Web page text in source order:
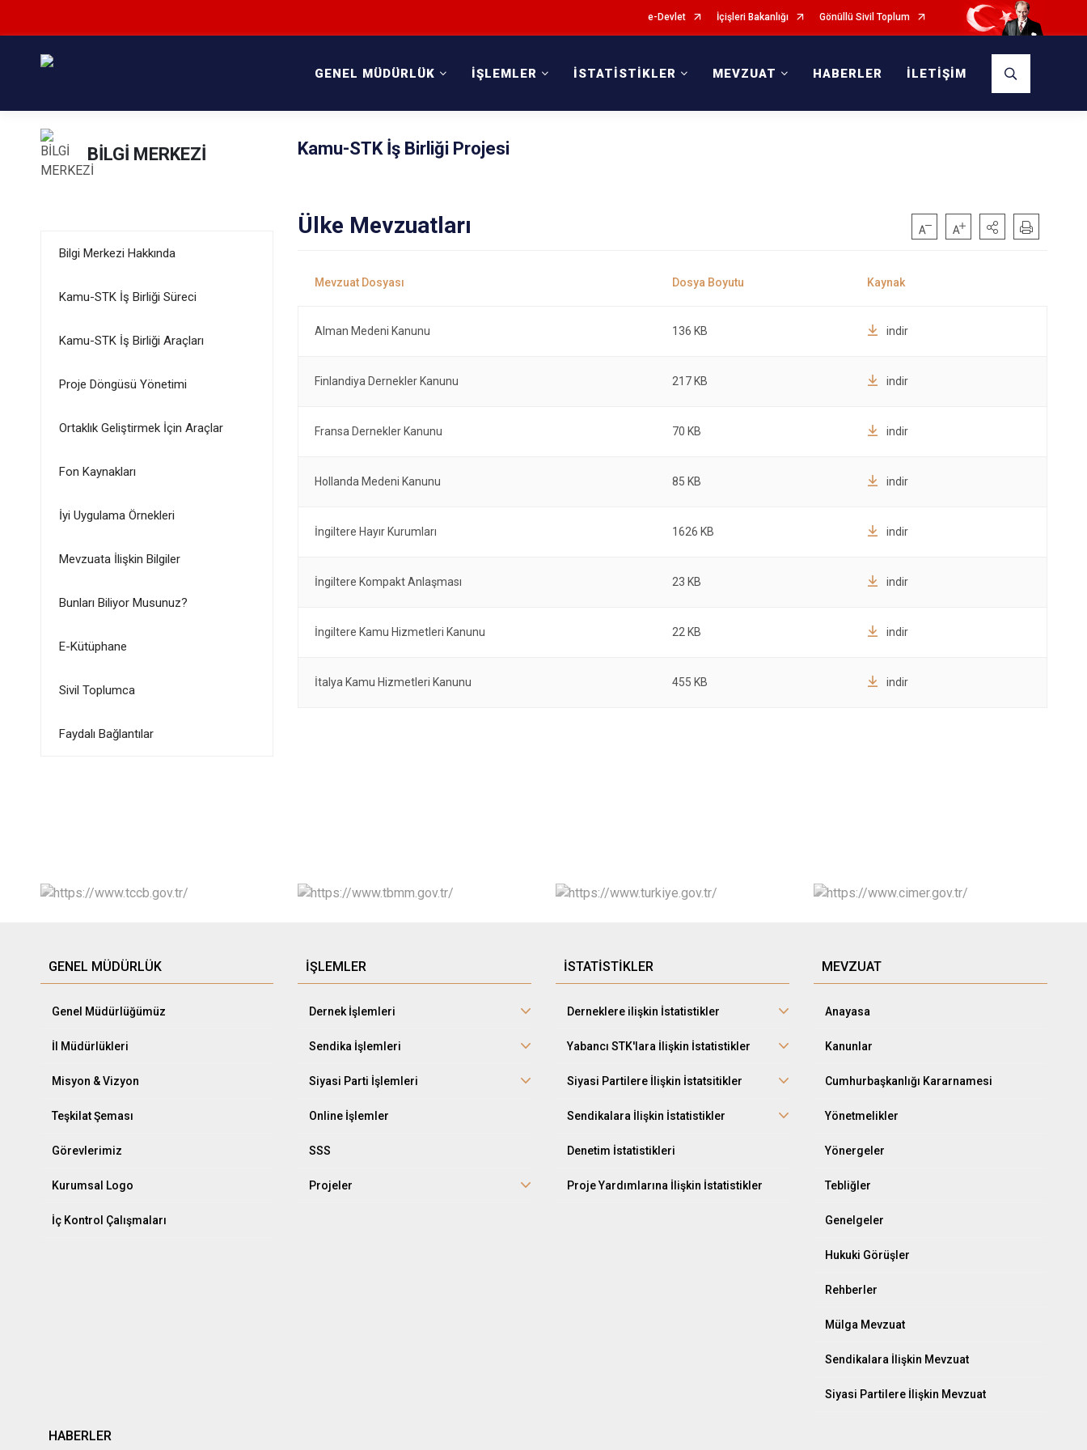
e-Devlet İçişleri Bakanlığı Gönüllü Sivil Toplum
GENEL MÜDÜRLÜK İŞLEMLER İSTATİSTİKLER MEVZUAT HABERLER İLETİŞİM
BİLGİ MERKEZİ Kamu-STK İş Birliği Projesi
Bilgi Merkezi Hakkında
Kamu-STK İş Birliği Süreci
Kamu-STK İş Birliği Araçları
Proje Döngüsü Yönetimi
Ortaklık Geliştirmek İçin Araçlar
Fon Kaynakları
İyi Uygulama Örnekleri
Mevzuata İlişkin Bilgiler
Bunları Biliyor Musunuz?
E-Kütüphane
Sivil Toplumca
Faydalı Bağlantılar
Ülke Mevzuatları
Alman Medeni Kanunu 136 KB indir
Finlandiya Dernekler Kanunu 217 KB indir
Fransa Dernekler Kanunu 70 KB indir
Hollanda Medeni Kanunu 85 KB indir
İngiltere Hayır Kurumları 1626 KB indir
İngiltere Kompakt Anlaşması 23 KB indir
İngiltere Kamu Hizmetleri Kanunu 22 KB indir
İtalya Kamu Hizmetleri Kanunu 455 KB indir
GENEL MÜDÜRLÜK
Genel Müdürlüğümüz
İl Müdürlükleri
Misyon & Vizyon
Teşkilat Şeması
Görevlerimiz
Kurumsal Logo
İç Kontrol Çalışmaları
İŞLEMLER
Dernek İşlemleri
Sendika İşlemleri
Siyasi Parti İşlemleri
Online İşlemler
SSS
Projeler
İSTATİSTİKLER
Derneklere ilişkin İstatistikler
Yabancı STK'lara İlişkin İstatistikler
Siyasi Partilere İlişkin İstatsitikler
Sendikalara İlişkin İstatistikler
Denetim İstatistikleri
Proje Yardımlarına İlişkin İstatistikler
MEVZUAT
Anayasa
Kanunlar
Cumhurbaşkanlığı Kararnamesi
Yönetmelikler
Yönergeler
Tebliğler
Genelgeler
Hukuki Görüşler
Rehberler
Mülga Mevzuat
Sendikalara İlişkin Mevzuat
Siyasi Partilere İlişkin Mevzuat
HABERLER